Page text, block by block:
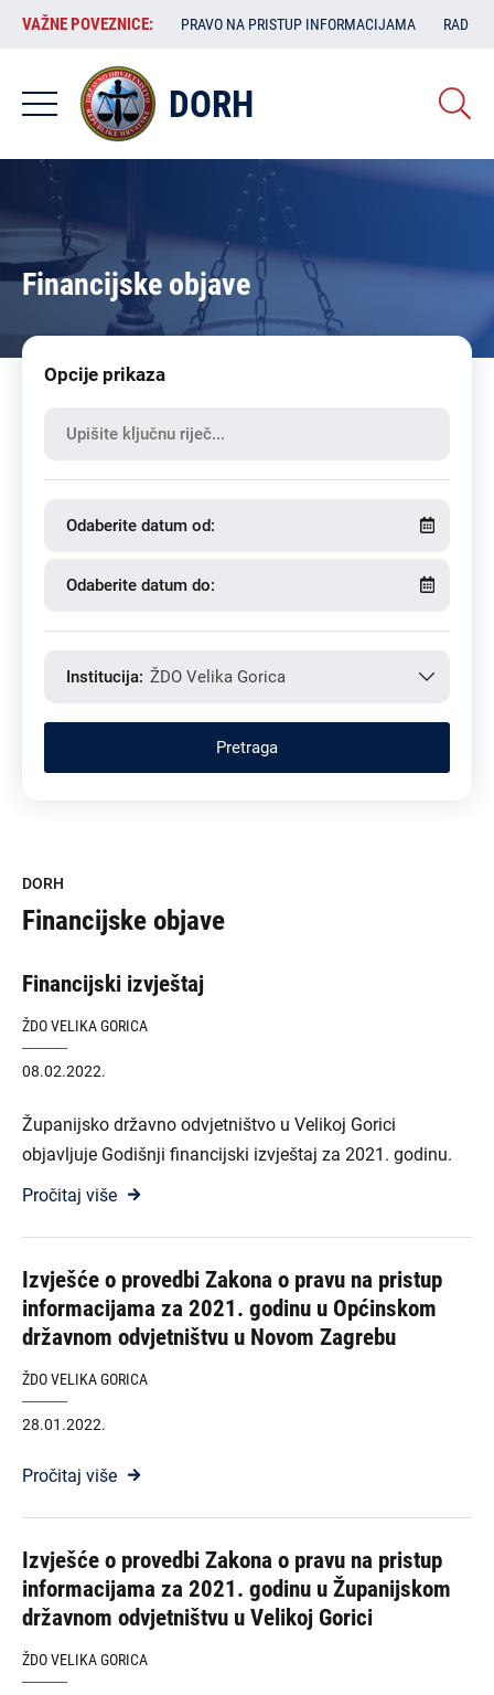
Skoči
sadržaj
VAŽNE
POVEZNICE:
VAŽNE POVEZNICE: PRAVO NA PRISTUP INFORMACIJAMA RAD
DORH
Financijske objave
Opcije prikaza
Odaberite datum od:
Odaberite datum do:
Institucija: ŽDO Velika Gorica
DORH
Financijske objave
Financijski izvještaj
ŽDO VELIKA GORICA
08.02.2022.
Županijsko državno odvjetništvo u Velikoj Gorici
objavljuje Godišnji financijski izvještaj za 2021. godinu.
Pročitaj više
Izvješće o provedbi Zakona o pravu na pristup
informacijama za 2021. godinu u Općinskom
državnom odvjetništvu u Novom Zagrebu
ŽDO VELIKA GORICA
28.01.2022.
Pročitaj više
Izvješće o provedbi Zakona o pravu na pristup
informacijama za 2021. godinu u Županijskom
državnom odvjetništvu u Velikoj Gorici
ŽDO VELIKA GORICA